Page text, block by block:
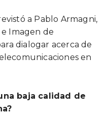
a Pablo Armagni,
Imagen de
dialogar acerca de
en
baja calidad de